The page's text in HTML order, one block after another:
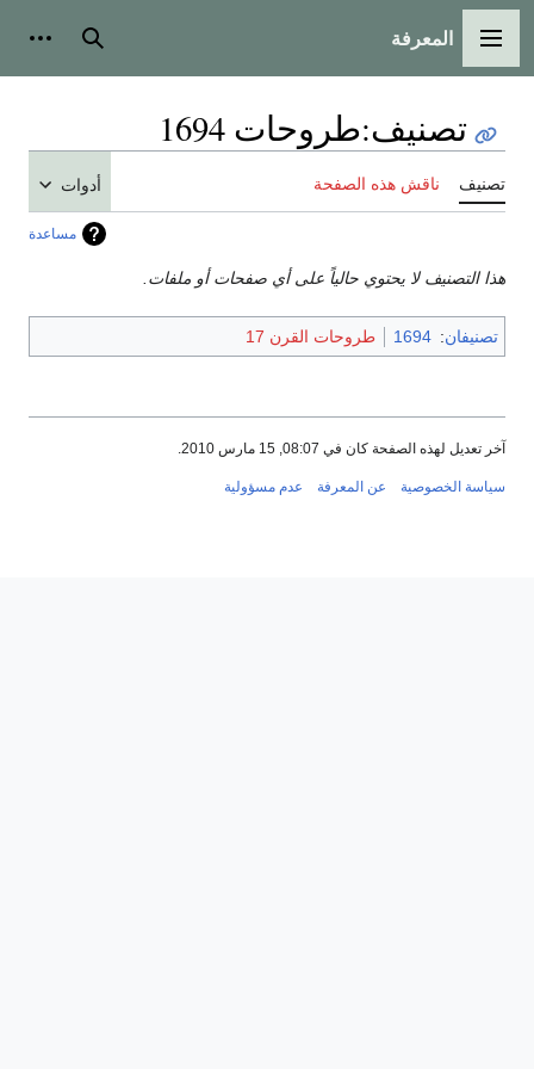
القائمة الرئيسية
المعرفة بحث
تصنيف:طروحات 1694
تصنيف ناقش هذه الصفحة أدوات
مساعدة
هذا التصنيف لا يحتوي حالياً على أي صفحات أو ملفات.
تصنيفان:
1694 طروحات القرن 17
آخر تعديل لهذه الصفحة كان في 08:07, 15 مارس 2010.
سياسة الخصوصية عن المعرفة عدم مسؤولية